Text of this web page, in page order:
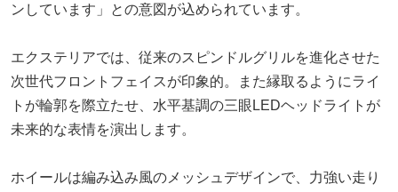
ンしています」との意図が込められています。
エクステリアでは、従来のスピンドルグリルを進化させた
次世代フロントフェイスが印象的。また縁取るようにライ
トが輪郭を際立たせ、水平基調の三眼LEDヘッドライトが
未来的な表情を演出します。
ホイールは編み込み風のメッシュデザインで、力強い走り